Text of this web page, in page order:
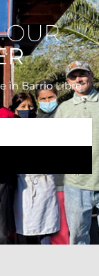
OUR
in Barrio Libre